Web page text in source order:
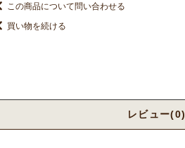
この商品について問い合わせる
買い物を続ける
レビュー(0)